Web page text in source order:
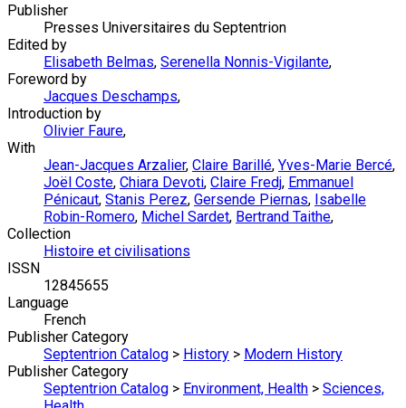
Publisher
Presses Universitaires du Septentrion
Edited by
Elisabeth Belmas, Serenella Nonnis-Vigilante,
Foreword by
Jacques Deschamps,
Introduction by
Olivier Faure,
With
Jean-Jacques Arzalier, Claire Barillé, Yves-Marie Bercé,
Joël Coste, Chiara Devoti, Claire Fredj, Emmanuel
Pénicaut, Stanis Perez, Gersende Piernas, Isabelle
Robin-Romero, Michel Sardet, Bertrand Taithe,
Collection
Histoire et civilisations
ISSN
12845655
Language
French
Publisher Category
Septentrion Catalog > History > Modern History
Publisher Category
Septentrion Catalog > Environment, Health > Sciences,